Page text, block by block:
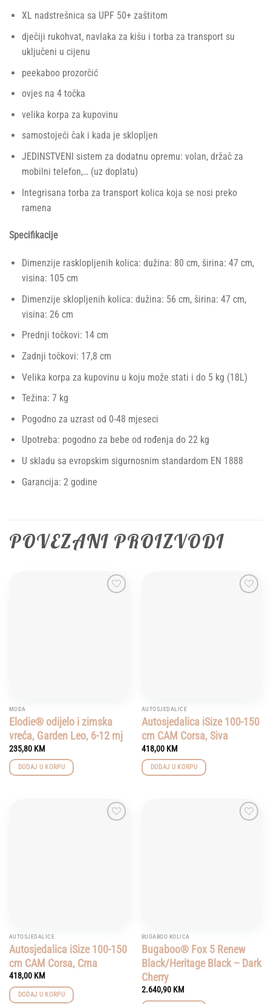
XL nadstrešnica sa UPF 50+ zaštitom
dječiji rukohvat, navlaka za kišu i torba za transport su
uključeni u cijenu
peekaboo prozorčić
ovjes na 4 točka
velika korpa za kupovinu
samostojeći čak i kada je sklopljen
JEDINSTVENI sistem za dodatnu opremu: volan, držač za
mobilni telefon,… (uz doplatu)
Integrisana torba za transport kolica koja se nosi preko
ramena
Specifikacije
Dimenzije rasklopljenih kolica: dužina: 80 cm, širina: 47 cm,
visina: 105 cm
Dimenzije sklopljenih kolica: dužina: 56 cm, širina: 47 cm,
visina: 26 cm
Prednji točkovi: 14 cm
Zadnji točkovi: 17,8 cm
Velika korpa za kupovinu u koju može stati i do 5 kg (18L)
Težina: 7 kg
Pogodno za uzrast od 0-48 mjeseci
Upotreba: pogodno za bebe od rođenja do 22 kg
U skladu sa evropskim sigurnosnim standardom EN 1888
Garancija: 2 godine
POVEZANI PROIZVODI
MODA
Elodie® odijelo i zimska
vreća, Garden Leo, 6-12 mj
235,80 KM
DODAJ U KORPU
AUTOSJEDALICE
Autosjedalica iSize 100-150
cm CAM Corsa, Siva
418,00 KM
DODAJ U KORPU
AUTOSJEDALICE
Autosjedalica iSize 100-150
cm CAM Corsa, Crna
418,00 KM
DODAJ U KORPU
BUGABOO KOLICA
Bugaboo® Fox 5 Renew
Black/Heritage Black – Dark
Cherry
2.640,90 KM